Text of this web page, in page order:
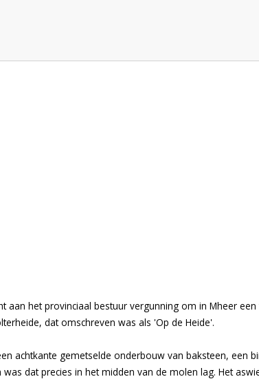
aan het provinciaal bestuur vergunning om in Mheer
dat omschreven was als 'Op de Heide'.
achtkante gemetselde onderbouw van baksteen, een
dat precies in het midden van de molen lag. Het